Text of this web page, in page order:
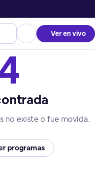
Ver en vivo
no existe o fue movida.
programas